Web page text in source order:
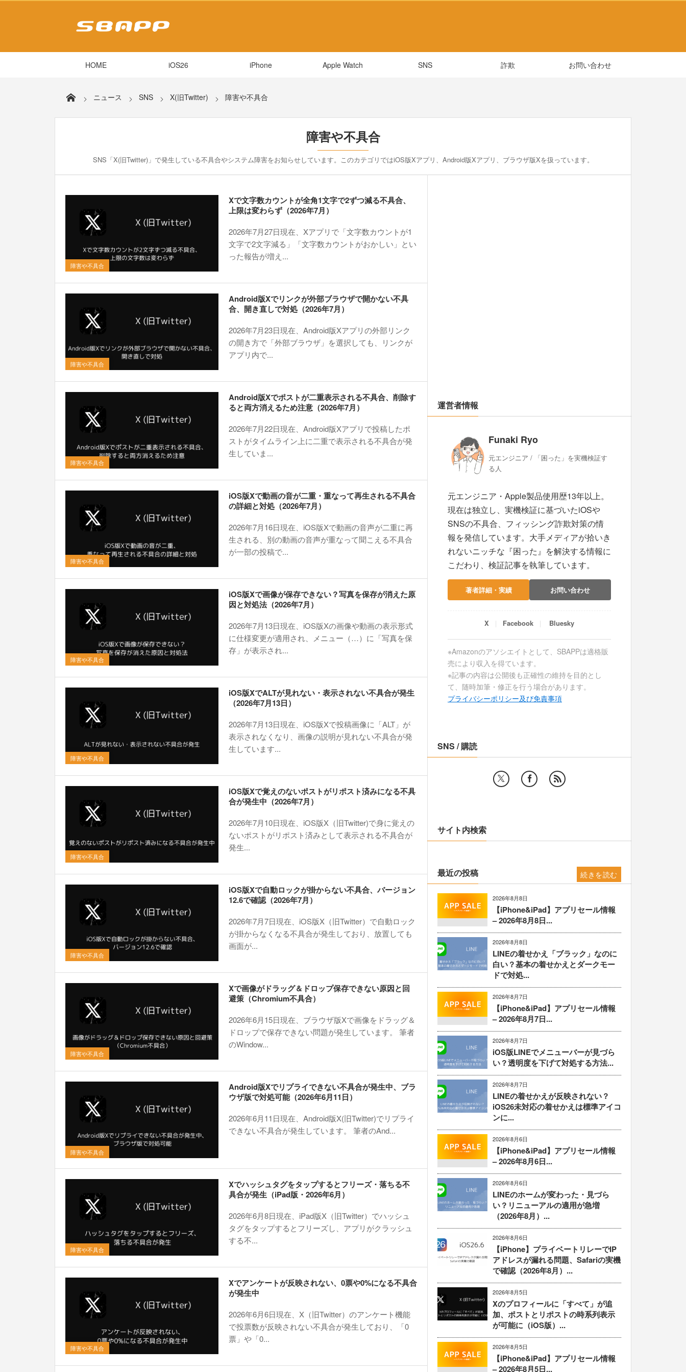
HOME iOS26 iPhone Apple Watch SNS 詐欺 お問い合わせ
ニュース SNS X(旧Twitter) 障害や不具合
障害や不具合
SNS「X(旧Twitter)」で発生している不具合やシステム障害をお知らせしています。このカテゴリではiOS版Xアプリ、Android版Xアプリ、ブラウザ版Xを扱っています。
障害や不具合
Xで文字数カウントが全角1文字で2ずつ減る不具合、
上限は変わらず（2026年7月）
2026年7月27日現在、Xアプリで「文字数カウントが1
文字で2文字減る」「文字数カウントがおかしい」とい
った報告が増え...
障害や不具合
Android版Xでリンクが外部ブラウザで開かない不具
合、開き直しで対処（2026年7月）
2026年7月23日現在、Android版Xアプリの外部リンク
の開き方で「外部ブラウザ」を選択しても、リンクが
アプリ内で...
障害や不具合
Android版Xでポストが二重表示される不具合、削除す
ると両方消えるため注意（2026年7月）
2026年7月22日現在、Android版Xアプリで投稿したポ
ストがタイムライン上に二重で表示される不具合が発
生していま...
障害や不具合
iOS版Xで動画の音が二重・重なって再生される不具合
の詳細と対処（2026年7月）
2026年7月16日現在、iOS版Xで動画の音声が二重に再
生される、別の動画の音声が重なって聞こえる不具合
が一部の投稿で...
障害や不具合
iOS版Xで画像が保存できない？写真を保存が消えた原
因と対処法（2026年7月）
2026年7月13日現在、iOS版Xの画像や動画の表示形式
に仕様変更が適用され、メニュー（…）に「写真を保
存」が表示され...
障害や不具合
iOS版XでALTが見れない・表示されない不具合が発生
（2026年7月13日）
2026年7月13日現在、iOS版Xで投稿画像に「ALT」が
表示されなくなり、画像の説明が見れない不具合が発
生しています...
障害や不具合
iOS版Xで覚えのないポストがリポスト済みになる不具
合が発生中（2026年7月）
2026年7月10日現在、iOS版X（旧Twitter)で身に覚えの
ないポストがリポスト済みとして表示される不具合が
発生...
障害や不具合
iOS版Xで自動ロックが掛からない不具合、バージョン
12.6で確認（2026年7月）
2026年7月7日現在、iOS版X（旧Twitter）で自動ロック
が掛からなくなる不具合が発生しており、放置しても
画面が...
障害や不具合
Xで画像がドラッグ＆ドロップ保存できない原因と回
避策（Chromium不具合）
2026年6月15日現在、ブラウザ版Xで画像をドラッグ＆
ドロップで保存できない問題が発生しています。 筆者
のWindow...
障害や不具合
Android版Xでリプライできない不具合が発生中、ブラ
ウザ版で対処可能（2026年6月11日）
2026年6月11日現在、Android版X(旧Twitter)でリプライ
できない不具合が発生しています。 筆者のAnd...
障害や不具合
Xでハッシュタグをタップするとフリーズ・落ちる不
具合が発生（iPad版・2026年6月）
2026年6月8日現在、iPad版X（旧Twitter）でハッシュ
タグをタップするとフリーズし、アプリがクラッシュ
する不...
障害や不具合
Xでアンケートが反映されない、0票や0%になる不具合
が発生中
2026年6月6日現在、X（旧Twitter）のアンケート機能
で投票数が反映されない不具合が発生しており、「0
票」や「0...
運営者情報
Funaki Ryo
元エンジニア / 「困った」を実機検証す
る人
元エンジニア・Apple製品使用歴13年以上。
現在は独立し、実機検証に基づいたiOSや
SNSの不具合、フィッシング詐欺対策の情
報を発信しています。大手メディアが拾いき
れないニッチな『困った』を解決する情報に
こだわり、検証記事を執筆しています。
著者詳細・実績 お問い合わせ
X Facebook Bluesky
※Amazonのアソシエイトとして、SBAPPは適格販
売により収入を得ています。
※記事の内容は公開後も正確性の維持を目的とし
て、随時加筆・修正を行う場合があります。
プライバシーポリシー及び免責事項
SNS / 購読
サイト内検索
最近の投稿
2026年8月8日
【iPhone&iPad】アプリセール情報
– 2026年8月8日...
2026年8月8日
LINEの着せかえ「ブラック」なのに
白い？基本の着せかえとダークモー
ドで対処...
2026年8月7日
【iPhone&iPad】アプリセール情報
– 2026年8月7日...
2026年8月7日
iOS版LINEでメニューバーが見づら
い？透明度を下げて対処する方法...
2026年8月7日
LINEの着せかえが反映されない？
iOS26未対応の着せかえは標準アイコ
ンに...
2026年8月6日
【iPhone&iPad】アプリセール情報
– 2026年8月6日...
2026年8月6日
LINEのホームが変わった・見づら
い？リニューアルの適用が急増
（2026年8月）...
2026年8月6日
【iPhone】プライベートリレーでIP
アドレスが漏れる問題、Safariの実機
で確認（2026年8月）...
2026年8月5日
Xのプロフィールに「すべて」が追
加、ポストとリポストの時系列表示
が可能に（iOS版）...
2026年8月5日
【iPhone&iPad】アプリセール情報
– 2026年8月5日...
続きを読む